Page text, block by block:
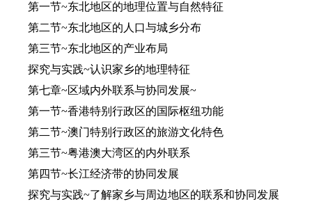
第一节~东北地区的地理位置与自然特征
第二节~东北地区的人口与城乡分布
第三节~东北地区的产业布局
探究与实践~认识家乡的地理特征
第七章~区域内外联系与协同发展~
第一节~香港特别行政区的国际枢纽功能
第二节~澳门特别行政区的旅游文化特色
第三节~粤港澳大湾区的内外联系
第四节~长江经济带的协同发展
探究与实践~了解家乡与周边地区的联系和协同发展